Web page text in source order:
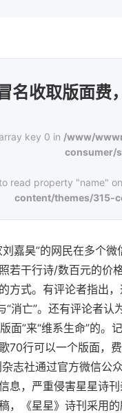
名收取版面费
key 0 in /www/
consumer/
read property "name"
content/themes/315-
嘉昊”的网民在多个
若干行诗/数百元的价
方式。有评论者指出
“消亡”。还有评论者
面”来“维系生命”的
70行可以一个版面，
志社通过官方微信公
息，严重侵害星星诗
，《星星》诗刊采用